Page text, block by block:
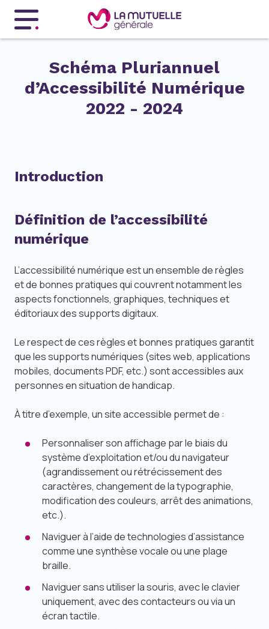
Menu principal
Schéma Pluriannuel
d’Accessibilité Numérique
2022 - 2024
Introduction
Définition de l’accessibilité
numérique
L’accessibilité numérique est un ensemble de règles
et de bonnes pratiques qui couvrent notamment les
aspects fonctionnels, graphiques, techniques et
éditoriaux des supports digitaux.
Le respect de ces règles et bonnes pratiques garantit
que les supports numériques (sites web, applications
mobiles, documents PDF, etc.) sont accessibles aux
personnes en situation de handicap.
À titre d’exemple, un site accessible permet de :
Personnaliser son affichage par le biais du
système d’exploitation et/ou du navigateur
(agrandissement ou rétrécissement des
caractères, changement de la typographie,
modification des couleurs, arrêt des animations,
etc.).
Naviguer à l’aide de technologies d’assistance
comme une synthèse vocale ou une plage
braille.
Naviguer sans utiliser la souris, avec le clavier
uniquement, avec des contacteurs ou via un
écran tactile.